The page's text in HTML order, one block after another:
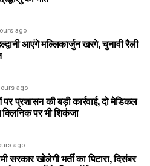
ago
आएंगे मल्लिकार्जुन खरगे, चुनावी रैली
ago
प्रशासन की बड़ी कार्रवाई, दो मेडिकल
पर भी शिकंजा
ago
सरकार खोलेगी भर्ती का पिटारा, दिसंबर